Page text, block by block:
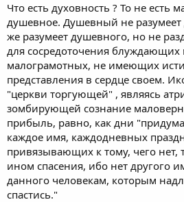
Что есть духовность ? То не есть
душевное. Душевный не
же разумеет душевного, но не
для сосредоточения блуждающих
малограмотных, не имеющих
представления в сердце своем.
"церкви торгующей" , являясь
зомбирующей сознание
прибыль, равно, как дни
каждое имя, каждодневных
привязывающих к тому, чего нет,
ином спасения, ибо нет другого
данного человекам, которым
спастись."